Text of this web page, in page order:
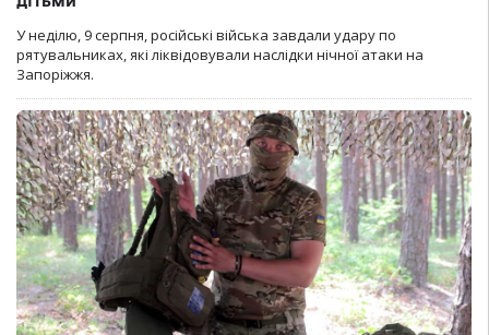
У неділю, 9 серпня, російські війська завдали удару по
рятувальниках, які ліквідовували наслідки нічної атаки на
Запоріжжя.